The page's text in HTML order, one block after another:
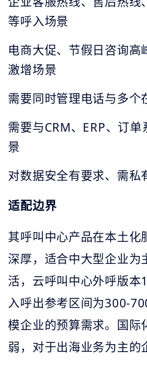
等呼入场景
电商大促、节假日咨询高
激增场景
需要同时管理电话与多个
需要与CRM、ERP、订
景
对数据安全有要求、需私
适配边界
其呼叫中心产品在本土化
深厚，适合中大型企业为
活，云呼叫中心外呼版
入呼出参考区间为300-
模企业的预算需求。国际
弱，对于出海业务为主的